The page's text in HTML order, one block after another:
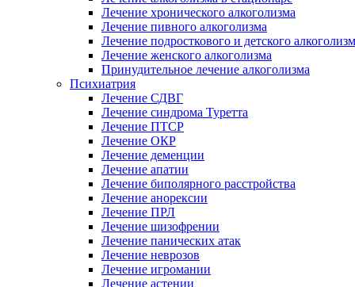
Лечение хронического алкоголизма
Лечение пивного алкоголизма
Лечение подросткового и детского
Лечение женского алкоголизма
Принудительное лечение алкоголизма
Психиатрия
Лечение СДВГ
Лечение синдрома Туретта
Лечение ПТСР
Лечение ОКР
Лечение деменции
Лечение апатии
Лечение биполярного расстройства
Лечение анорексии
Лечение ПРЛ
Лечение шизофрении
Лечение панических атак
Лечение неврозов
Лечение игромании
Лечение астении